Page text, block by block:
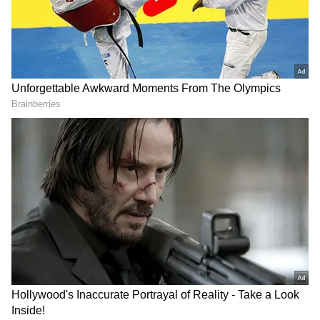
Related Articles
School Teachers: குஷியில்